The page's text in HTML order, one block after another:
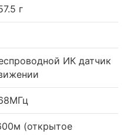
г
ИК датчик
(открытое